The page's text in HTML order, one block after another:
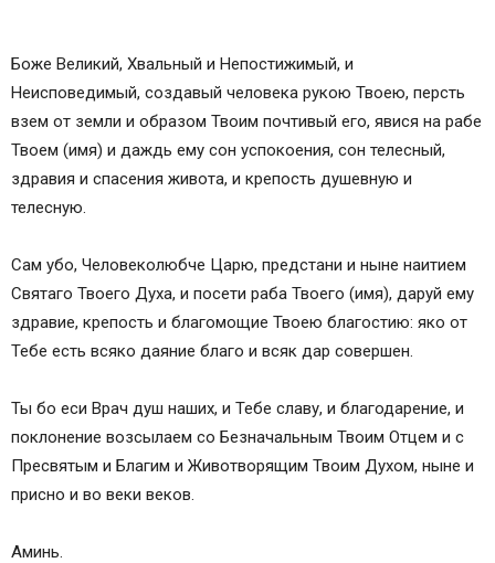
Боже Великий, Хвальный и Непостижимый, и
Неисповедимый, создавый человека рукою Твоею, персть
взем от земли и образом Твоим почтивый его, явися на рабе
Твоем (имя) и даждь ему сон успокоения, сон телесный,
здравия и спасения живота, и крепость душевную и
телесную.
Сам убо, Человеколюбче Царю, предстани и ныне наитием
Святаго Твоего Духа, и посети раба Твоего (имя), даруй ему
здравие, крепость и благомощие Твоею благостию: яко от
Тебе есть всяко даяние благо и всяк дар совершен.
Ты бо еси Врач душ наших, и Тебе славу, и благодарение, и
поклонение возсылаем со Безначальным Твоим Отцем и с
Пресвятым и Благим и Животворящим Твоим Духом, ныне и
присно и во веки веков.
Аминь.